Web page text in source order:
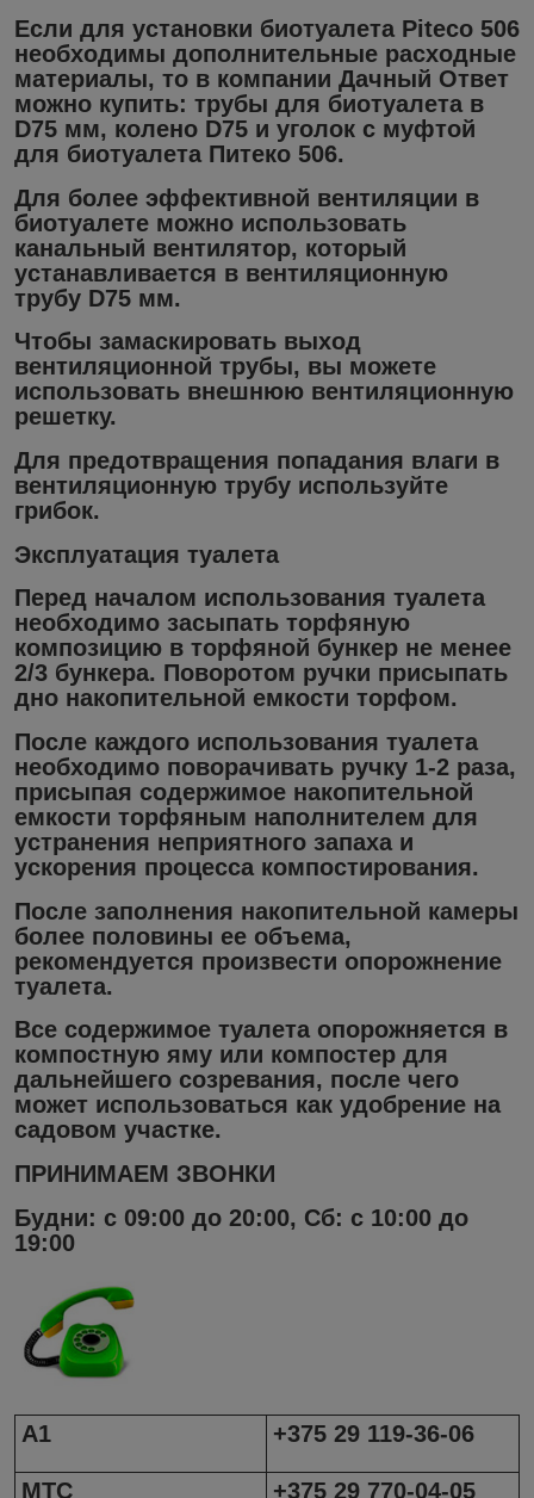
Если для установки биотуалета Piteco 506
необходимы дополнительные расходные
материалы, то в компании Дачный Ответ
можно купить: трубы для биотуалета в
D75 мм, колено D75 и уголок с муфтой
для биотуалета Питеко 506.
Для более эффективной вентиляции в
биотуалете можно использовать
канальный вентилятор, который
устанавливается в вентиляционную
трубу D75 мм.
Чтобы замаскировать выход
вентиляционной трубы, вы можете
использовать внешнюю вентиляционную
решетку.
Для предотвращения попадания влаги в
вентиляционную трубу используйте
грибок.
Эксплуатация туалета
Перед началом использования туалета
необходимо засыпать торфяную
композицию в торфяной бункер не менее
2/3 бункера. Поворотом ручки присыпать
дно накопительной емкости торфом.
После каждого использования туалета
необходимо поворачивать ручку 1-2 раза,
присыпая содержимое накопительной
емкости торфяным наполнителем для
устранения неприятного запаха и
ускорения процесса компостирования.
После заполнения накопительной камеры
более половины ее объема,
рекомендуется произвести опорожнение
туалета.
Все содержимое туалета опорожняется в
компостную яму или компостер для
дальнейшего созревания, после чего
может использоваться как удобрение на
садовом участке.
ПРИНИМАЕМ ЗВОНКИ
Будни: с 09:00 до 20:00, Сб: с 10:00 до
19:00
А1 +375 29 119-36-06
МТС +375 29 770-04-05